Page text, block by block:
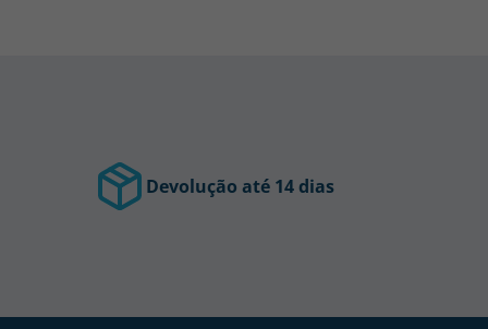
Devolução até 14 dias